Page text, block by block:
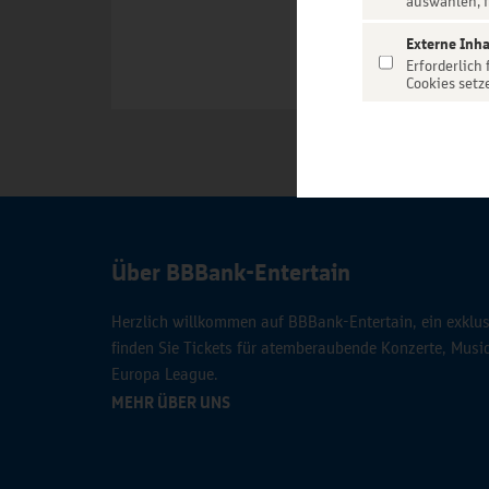
Über BBBank-Entertain
Herzlich willkommen auf BBBank-Entertain, ein
finden Sie Tickets für atemberaubende Konzerte,
Europa League.
MEHR ÜBER UNS
Externe
Erforderlich
Cookies